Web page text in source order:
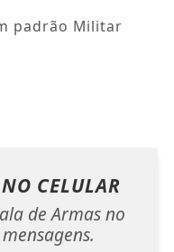
padrão Militar
NO CELULAR
de Armas no